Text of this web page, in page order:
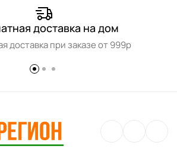
доставка на дом
доставка при заказе от 999р